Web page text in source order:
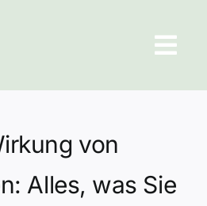
von
Alles, was Sie